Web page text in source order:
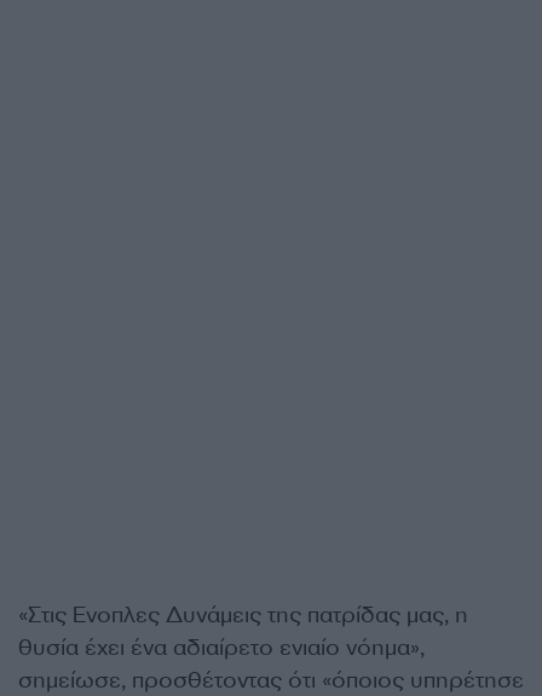
«Στις Ενοπλες Δυνάμεις της πατρίδας μας, η
θυσία έχει ένα αδιαίρετο ενιαίο νόημα»,
σημείωσε, προσθέτοντας ότι «όποιος υπηρέτησε